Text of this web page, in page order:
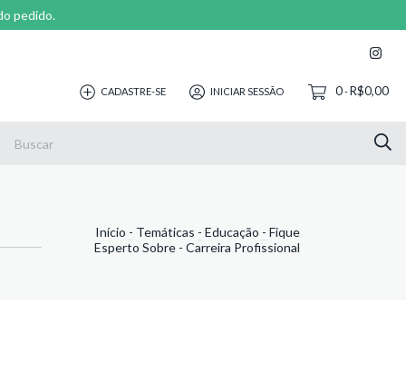
pedido.
CADASTRE-SE INICIAR SESSÃO 0-R$0,00
Início - Temáticas - Educação - Fique
Esperto Sobre - Carreira Profissional